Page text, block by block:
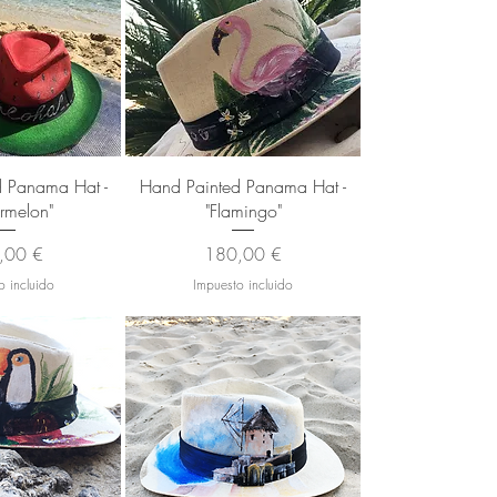
Hat -
€
incluido
Vista rápida
Hand Painted Panama Hat -
"Flamingo"
Precio
180,00 €
Impuesto incluido